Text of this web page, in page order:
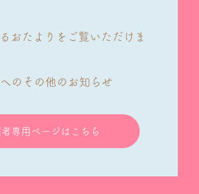
おたよりをご覧いただけま
のその他のお知らせ
専用ページはこちら